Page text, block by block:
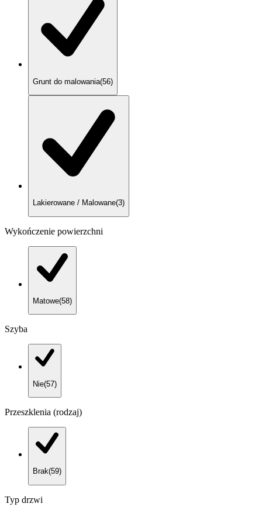
Grunt do malowania(56)
Lakierowane / Malowane(3)
Wykończenie powierzchni
Matowe(58)
Szyba
Nie(57)
Przeszklenia (rodzaj)
Brak(59)
Typ drzwi